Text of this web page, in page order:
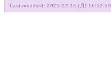
Last-modified: 2025-12-15 (月) 16:12:59